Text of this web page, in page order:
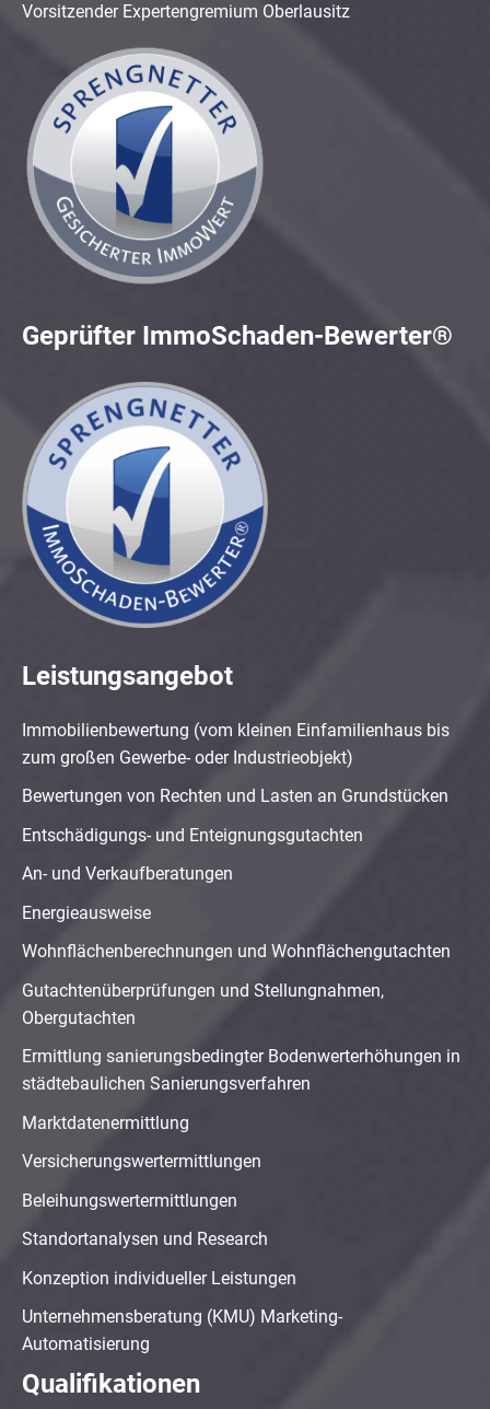
Vorsitzender Expertengremium Oberlausitz
Geprüfter ImmoSchaden-Bewerter®
Leistungsangebot
Immobilienbewertung (vom kleinen Einfamilienhaus bis
zum großen Gewerbe- oder Industrieobjekt)
Bewertungen von Rechten und Lasten an Grundstücken
Entschädigungs- und Enteignungsgutachten
An- und Verkaufberatungen
Energieausweise
Wohnflächenberechnungen und Wohnflächengutachten
Gutachtenüberprüfungen und Stellungnahmen,
Obergutachten
Ermittlung sanierungsbedingter Bodenwerterhöhungen in
städtebaulichen Sanierungsverfahren
Marktdatenermittlung
Versicherungswertermittlungen
Beleihungswertermittlungen
Standortanalysen und Research
Konzeption individueller Leistungen
Unternehmensberatung (KMU) Marketing-
Automatisierung
Qualifikationen